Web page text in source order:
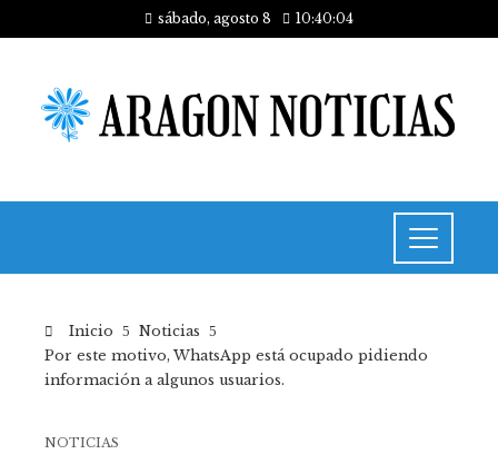
sábado, agosto 8 10:40:05
Inicio
Noticias
Por este motivo, WhatsApp está ocupado pidiendo
información a algunos usuarios.
NOTICIAS